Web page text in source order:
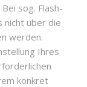
sog. Flash-
nicht über die
werden.
Ihres
konkret